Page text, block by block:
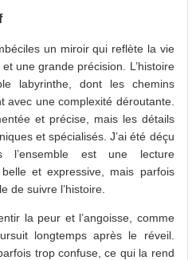
un miroir qui reflète la vie
une grande précision. L’histoire
labyrinthe, dont les chemins
avec une complexité déroutante.
et précise, mais les détails
et spécialisés. J’ai été déçu
est une lecture
belle et expressive, mais parfois
de suivre l’histoire.
la peur et l’angoisse, comme
longtemps après le réveil.
trop confuse, ce qui la rend